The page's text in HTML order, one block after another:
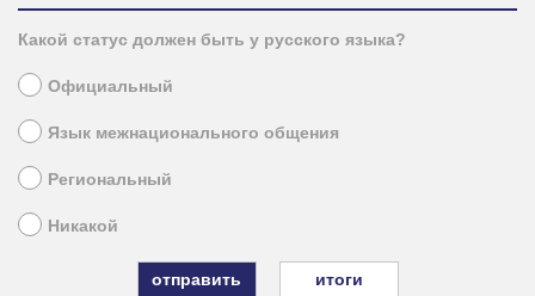
Какой статус должен быть у русского языка?
Официальный
Язык межнационального общения
Региональный
Никакой
итоги